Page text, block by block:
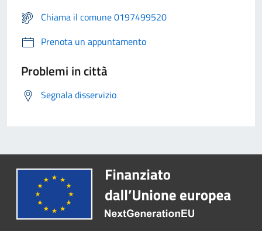
Chiama il comune 0197499520
Prenota un appuntamento
Problemi in città
Segnala disservizio